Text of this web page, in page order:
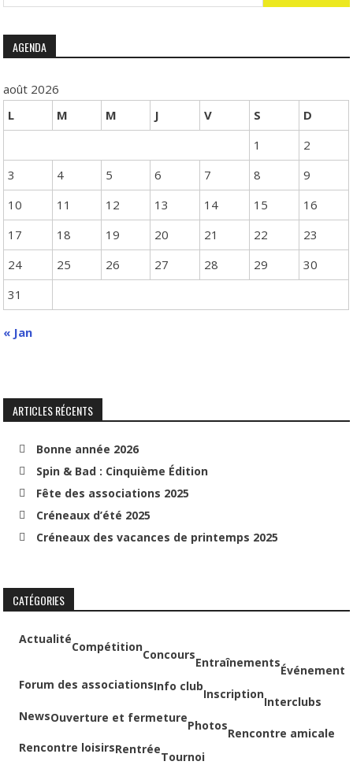
for:
AGENDA
août 2026
L
M M J V S
D
1
2
3
4 5 6 7 8
9
10
11 12 13 14 15
16
17
18 19 20 21 22
23
24
25 26 27 28 29
30
31
« Jan
ARTICLES RÉCENTS
Bonne année 2026
Spin & Bad : Cinquième Édition
Fête des associations 2025
Créneaux d’été 2025
Créneaux des vacances de printemps 2025
CATÉGORIES
Actualité
Compétition
Concours
Entraînements
Événement
Forum des associationsInfo club
Inscription
Interclubs
NewsOuverture et fermeture
Photos
Rencontre amicale
Rencontre loisirsRentrée
Tournoi